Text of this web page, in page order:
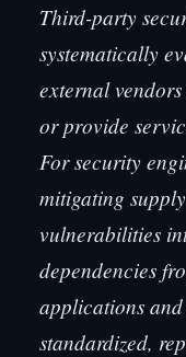
Third-party
systematically
external
or provide
For security
mitigating
vulnerabilities
dependencies
applications
standardized,